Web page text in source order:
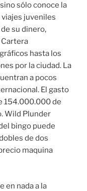
sólo conoce la
juveniles
su dinero,
hasta los
por la ciudad. La
a pocos
El gasto
154.000.000 de
Wild Plunder
bingo puede
de dos
maquina
en nada a la